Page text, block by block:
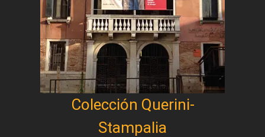
Colección Querini-
Stampalia